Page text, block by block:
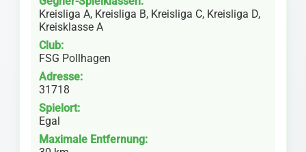
Kreisliga A, Kreisliga B, Kreisliga C, Kreisliga D,
Kreisklasse A
Club:
FSG Pollhagen
Adresse:
31718
Spielort:
Egal
Maximale Entfernung: